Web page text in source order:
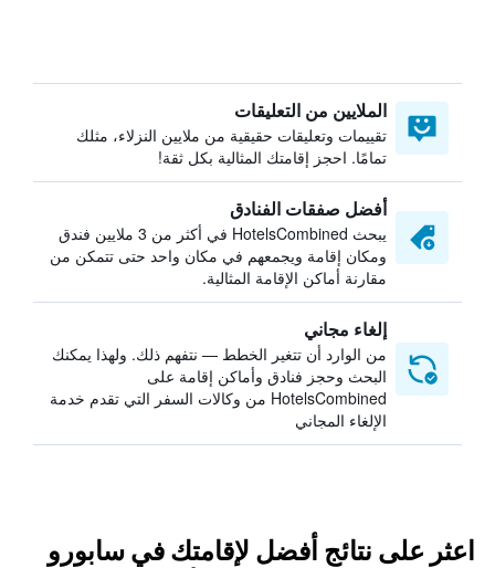
الملايين من التعليقات
تقييمات وتعليقات حقيقية من ملايين النزلاء، مثلك
تمامًا. احجز إقامتك المثالية بكل ثقة!
أفضل صفقات الفنادق
يبحث HotelsCombined في أكثر من 3 ملايين فندق
ومكان إقامة ويجمعهم في مكان واحد حتى تتمكن من
مقارنة أماكن الإقامة المثالية.
إلغاء مجاني
من الوارد أن تتغير الخطط — نتفهم ذلك. ولهذا يمكنك
البحث وحجز فنادق وأماكن إقامة على
HotelsCombined من وكالات السفر التي تقدم خدمة
الإلغاء المجاني
اعثر على نتائج أفضل لإقامتك في سابورو